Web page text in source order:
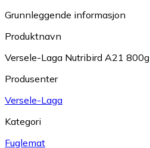
Grunnleggende informasjon
Produktnavn
Versele-Laga Nutribird A21 800g
Produsenter
Versele-Laga
Kategori
Fuglemat